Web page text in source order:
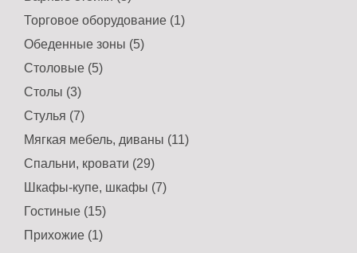
Торговое оборудование (1)
Обеденные зоны (5)
Столовые (5)
Столы (3)
Стулья (7)
Мягкая мебель, диваны (11)
Спальни, кровати (29)
Шкафы-купе, шкафы (7)
Гостиные (15)
Прихожие (1)